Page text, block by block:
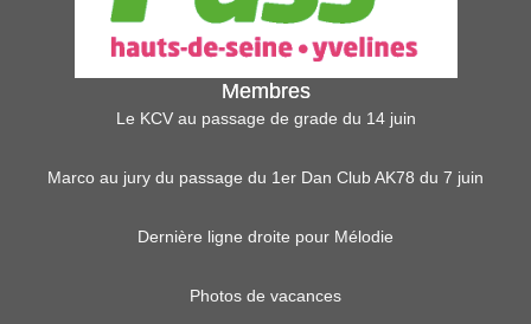
Membres
Le KCV au passage de grade du 14 juin
Marco au jury du passage du 1er Dan Club AK78 du 7 juin
Dernière ligne droite pour Mélodie
Photos de vacances